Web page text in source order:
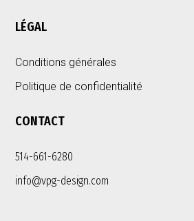
LÉGAL
Conditions générales
Politique de confidentialité
CONTACT
514-661-6280
info@vpg-design.com